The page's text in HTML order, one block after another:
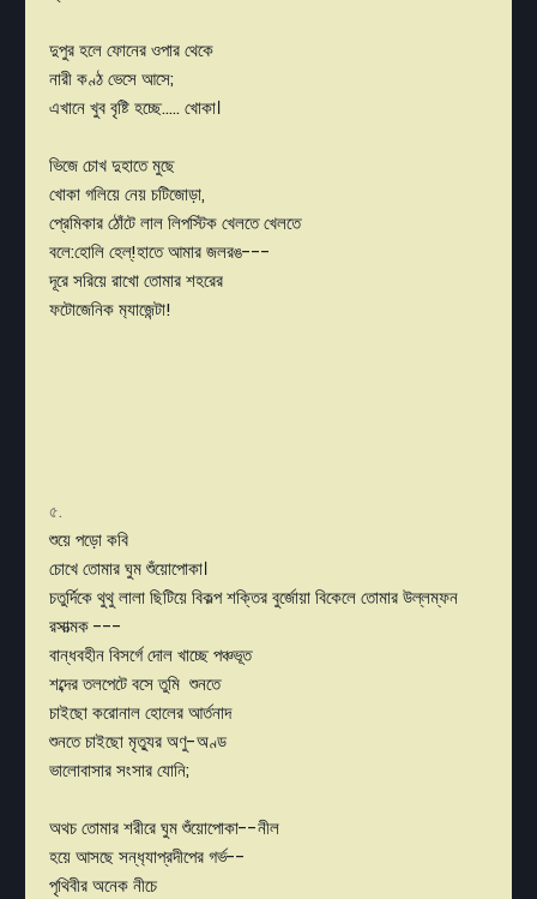
দুপুর হলে ফোনের ওপার থেকে
নারী কণ্ঠ ভেসে আসে;
এখানে খুব বৃষ্টি হচ্ছে..... খোকা।
ভিজে চোখ দুহাতে মুছে
খোকা গলিয়ে নেয় চটিজোড়া,
প্রেমিকার ঠোঁটে লাল লিপস্টিক খেলতে খেলতে
বলে:হোলি হেল্!হাতে আমার জলরঙ---
দূরে সরিয়ে রাখো তোমার শহরের
ফটোজেনিক ম‍্যাজেন্টা!
৫.
শুয়ে পড়ো কবি
চোখে তোমার ঘুম শুঁয়োপোকা।
চতুর্দিকে থুথু লালা ছিটিয়ে বিকল্প শক্তির বুর্জোয়া বিকেলে তোমার উল্লম্ফন
রসাত্মক ---
বান্ধবহীন বিসর্গে দোল খাচ্ছে পঞ্চভূত
শব্দের তলপেটে বসে তুমি শুনতে
চাইছো করোনাল হোলের আর্তনাদ
শুনতে চাইছো মৃত‍্যুর অণু-অণ্ড
ভালোবাসার সংসার যোনি;
অথচ তোমার শরীরে ঘুম শুঁয়োপোকা--নীল
হয়ে আসছে সন্ধ‍্যাপ্রদীপের গর্ভ--
পৃথিবীর অনেক নীচে